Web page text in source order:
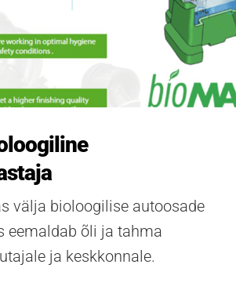
välja bioloogilise autoosade
eemaldab õli ja tahma
ja keskkonnale.